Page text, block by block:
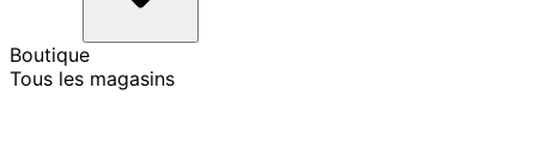
Boutique
Tous les magasins